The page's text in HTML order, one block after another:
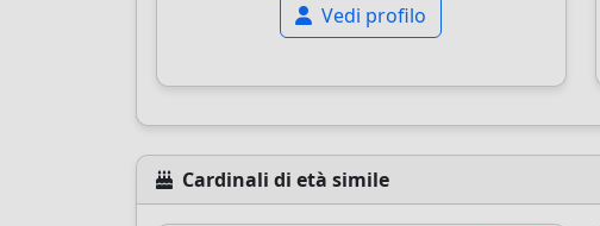
Vedi profilo
Cardinali di età simile